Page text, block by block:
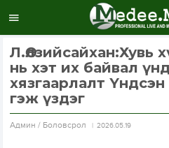
Л.Өлзийсайхан:Хувь
нь хэт их байвал
хязгаарлалт
гэж үздэг
Aдмин / Боловсрол 2026.05.19